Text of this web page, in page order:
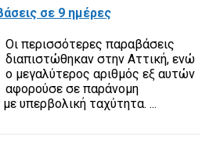
σε 9 ημέρες
Οι περισσότερες παραβάσεις
διαπιστώθηκαν στην Αττική, ενώ
ο μεγαλύτερος αριθμός εξ αυτών
αφορούσε σε παράνομη
υπερβολική ταχύτητα. ...